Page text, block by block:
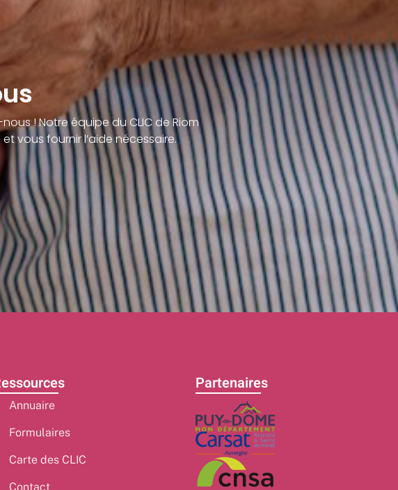
! Notre équipe du CLIC de Riom
vous fournir l’aide nécessaire.
Annuaire
Formulaires
Carte des CLIC
Contact
Partenaires